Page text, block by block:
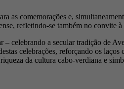
as comemorações e,
refletindo-se também no convite
– celebrando a secular tradição de
celebrações, reforçando os
da cultura cabo-verdiana e